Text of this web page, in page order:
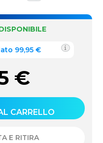
99,95 €
€
CARRELLO
E RITIRA